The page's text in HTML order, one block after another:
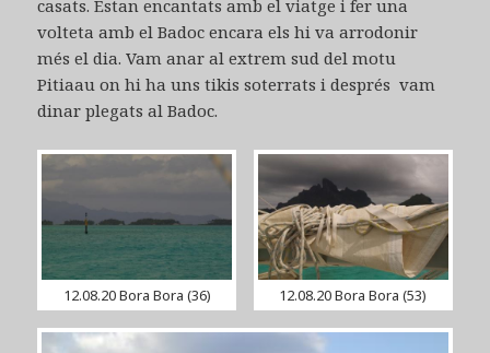
casats. Estan encantats amb el viatge i fer una
volteta amb el Badoc encara els hi va arrodonir
més el dia. Vam anar al extrem sud del motu
Pitiaau on hi ha uns tikis soterrats i després vam
dinar plegats al Badoc.
12.08.20 Bora Bora (36) 12.08.20 Bora Bora (53)